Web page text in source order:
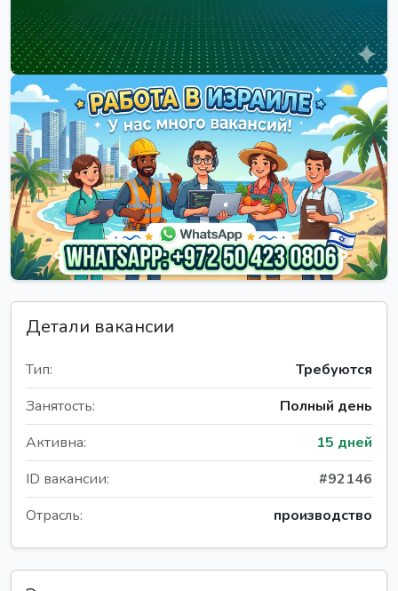
Детали вакансии
Тип:
Требуются
Занятость:
Полный день
Активна:
15 дней
ID вакансии:
#92146
Отрасль:
производство